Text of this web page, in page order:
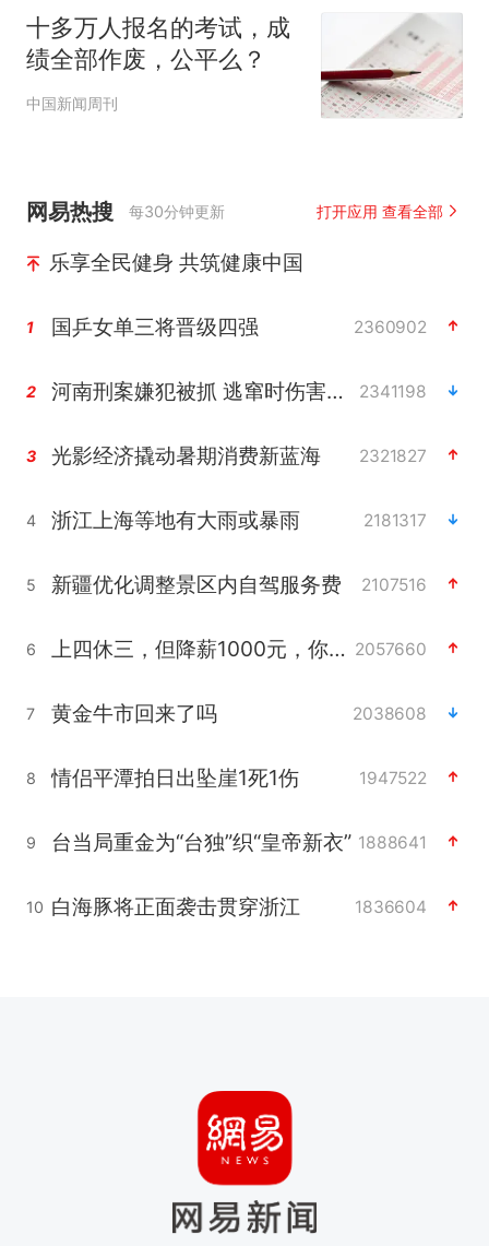
十多万人报名的考试，成
绩全部作废，公平么？
中国新闻周刊
网易热搜 每30分钟更新 打开应用 查看全部
乐享全民健身 共筑健康中国
1 国乒女单三将晋级四强 2360902
2 河南刑案嫌犯被抓 逃窜时伤害多人 2341198
3 光影经济撬动暑期消费新蓝海 2321827
4 浙江上海等地有大雨或暴雨 2181317
5 新疆优化调整景区内自驾服务费 2107516
6 上四休三，但降薪1000元，你接受吗？ 2057660
7 黄金牛市回来了吗 2038608
8 情侣平潭拍日出坠崖1死1伤 1947522
9 台当局重金为“台独”织“皇帝新衣” 1888641
10 白海豚将正面袭击贯穿浙江 1836604